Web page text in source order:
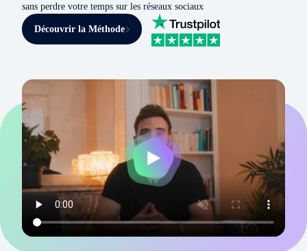
sans perdre votre temps sur les réseaux sociaux
Découvrir la Méthode